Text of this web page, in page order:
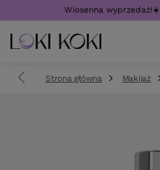
Wiosenna wyprzedaż!☀️
Strona główna Makijaż